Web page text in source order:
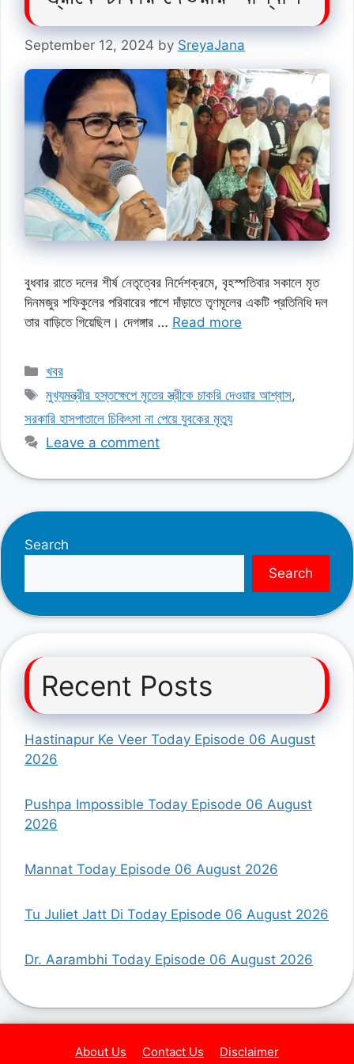
September 12, 2024 by SreyaJana
বুধবার রাতে দলের শীর্ষ নেতৃত্বের নির্দেশক্রমে, বৃহস্পতিবার সকালে মৃত
দিনমজুর শফিকুলের পরিবারের পাশে দাঁড়াতে তৃণমূলের একটি প্রতিনিধি দল
তার বাড়িতে গিয়েছিল। দেগঙ্গার … Read more
Categories
খবর
Tags
মুখ্যমন্ত্রীর হস্তক্ষেপে মৃতের স্ত্রীকে চাকরি দেওয়ার আশ্বাস,
সরকারি হাসপাতালে চিকিৎসা না পেয়ে যুবকের মৃত্যু
Leave a comment
Search
Search
Recent Posts
Hastinapur Ke Veer Today Episode 06 August
2026
Pushpa Impossible Today Episode 06 August
2026
Mannat Today Episode 06 August 2026
Tu Juliet Jatt Di Today Episode 06 August 2026
Dr. Aarambhi Today Episode 06 August 2026
About Us Contact Us Disclaimer